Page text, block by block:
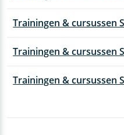
Trainingen & cursussen
Trainingen & cursussen
Trainingen & cursussen